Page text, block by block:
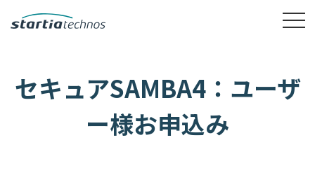
セキュアSAMBA4：ユーザ
ー様お申込み